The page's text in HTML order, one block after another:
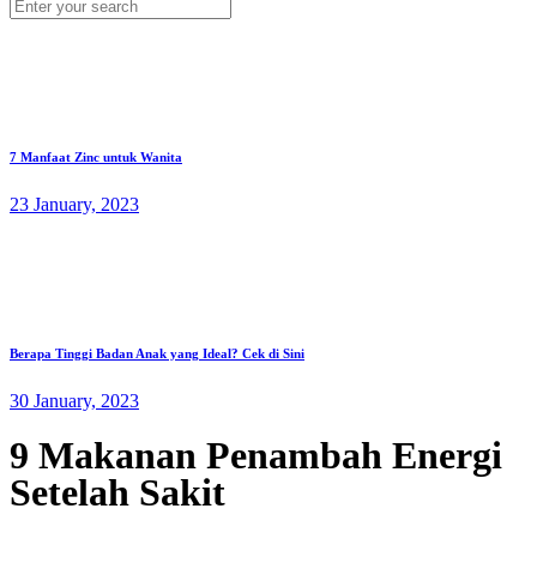
7 Manfaat Zinc untuk Wanita
23 January, 2023
Berapa Tinggi Badan Anak yang Ideal? Cek di Sini
30 January, 2023
9 Makanan Penambah Energi
Setelah Sakit